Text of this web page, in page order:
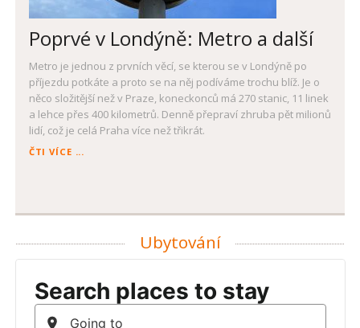
Poprvé v Londýně: Metro a další
Metro je jednou z prvních věcí, se kterou se v Londýně po
příjezdu potkáte a proto se na něj podíváme trochu blíž. Je o
něco složitější než v Praze, koneckonců má 270 stanic, 11 linek
a lehce přes 400 kilometrů. Denně přepraví zhruba pět milionů
lidí, což je celá Praha více než třikrát.
ČTI VÍCE ...
Ubytování